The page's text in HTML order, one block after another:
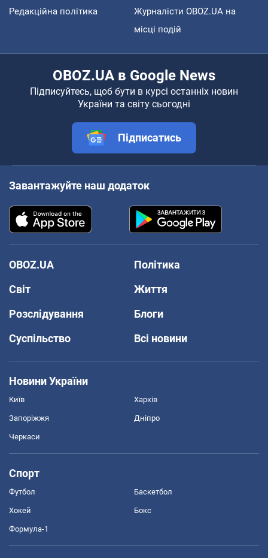
Редакційна політика
Журналісти OBOZ.UA на
місці подій
OBOZ.UA в Google News
Підписуйтесь, щоб бути в курсі останніх новин
України та світу сьогодні
Підписатись
Завантажуйте наш додаток
OBOZ.UA
Політика
Світ
Життя
Розслідування
Блоги
Суспільство
Всі новини
Новини України
Київ Харків
Запоріжжя Дніпро
Черкаси
Спорт
Футбол Баскетбол
Хокей Бокс
Формула-1